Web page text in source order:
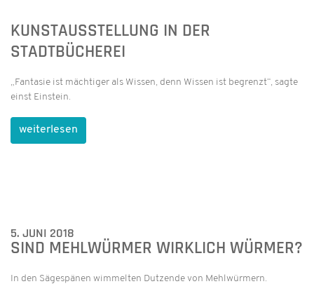
KUNSTAUSSTELLUNG IN DER
STADTBÜCHEREI
„Fantasie ist mächtiger als Wissen, denn Wissen ist begrenzt“, sagte
einst Einstein.
weiterlesen
5. JUNI 2018
SIND MEHLWÜRMER WIRKLICH WÜRMER?
In den Sägespänen wimmelten Dutzende von Mehlwürmern.